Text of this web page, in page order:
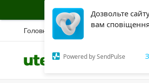
Дозвольте
вам
Powered by SendPulse
Підписуйся на
Головна НовиниВебінари Спецрозбір
Розділи